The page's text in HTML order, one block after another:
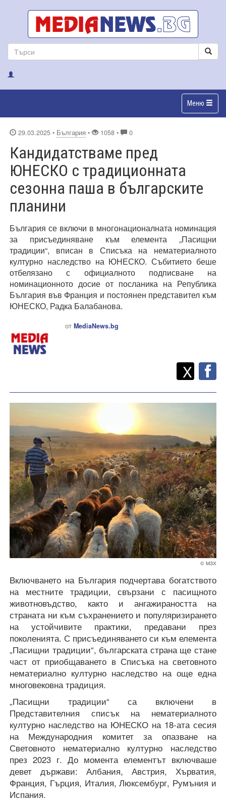
Меню
29.03.2025 • България • 1058 • 0
Кандидатстваме пред
ЮНЕСКО с традиционната
сезонна паша в българските
планини
България се включи в многонационалната номинация
за присъединяване към елемента „Пасищни
традиции“, вписан в Списъка на нематериалното
културно наследство на ЮНЕСКО. Събитието беше
отбелязано с официалното подписване на
номинационното досие от посланика на Република
България във Франция и постоянен представител към
ЮНЕСКО, Радка Балабанова.
от MediaNews.bg
Споделете
X
© МЗХ
Включването на България подчертава богатството
на местните традиции, свързани с пасищното
животновъдство, както и ангажираността на
страната ни към съхранението и популяризирането
на устойчивите практики, предавани през
поколенията. С присъединяването си към елемента
„Пасищни традиции“, българската страна ще стане
част от приобщаването в Списъка на световното
нематериално културно наследство на още една
многовековна традиция.
„Пасищни традиции“ са включени в
Представителния списък на нематериалното
културно наследство на ЮНЕСКО на 18-ата сесия
на Международния комитет за опазване на
Световното нематериално културно наследство
през 2023 г. До момента елементът включваше
девет държави: Албания, Австрия, Хърватия,
Франция, Гърция, Италия, Люксембург, Румъния и
Испания.